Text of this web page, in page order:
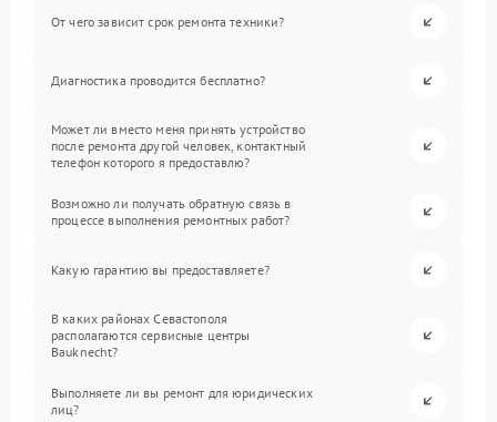
От чего зависит срок ремонта техники?
Диагностика проводится бесплатно?
Может ли вместо меня принять устройство
после ремонта другой человек, контактный
телефон которого я предоставлю?
Возможно ли получать обратную связь в
процессе выполнения ремонтных работ?
Какую гарантию вы предоставляете?
В каких районах Севастополя
располагаются сервисные центры
Bauknecht?
Выполняете ли вы ремонт для юридических
лиц?